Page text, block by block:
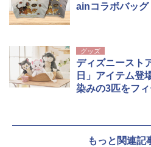
ainコラボバッグ
グッズ
ディズニースト
日」アイテム
染みの3匹をフ
もっと関連記